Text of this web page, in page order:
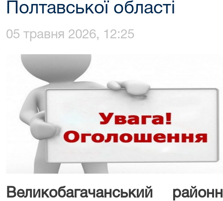
Полтавської області
05 травня 2026, 12:25
Великобагачанський